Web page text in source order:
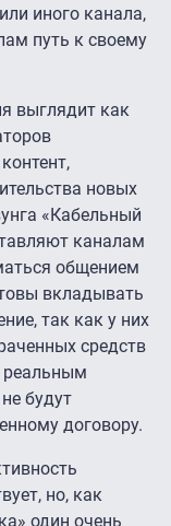
иного канала,
путь к своему
выглядит как
новых
«Кабельный
каналам
общением
вкладывать
так как у них
средств
реальным
будут
договору.
но, как
один очень